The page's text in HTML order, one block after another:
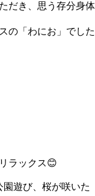
だき、思う存分身体
の「わにお」でした
ラックス😊
遊び、桜が咲いた